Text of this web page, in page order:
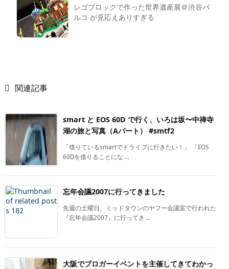
レゴブロックで作った世界遺産展＠渋谷パ
ルコ が見応えありすぎる
 関連記事
smart と EOS 60D で行く、いろは坂〜中禅寺
湖の旅と写真（Aパート） #smtf2
「借りているsmartでドライブに行きたい！」 「EOS
60Dを借りることにな ...
忘年会議2007に行ってきました
先週の土曜日、ミッドタウンのヤフー会議室で行われた
『忘年会議2007』に行ってき ...
大阪でブロガーイベントを主催してきてわかっ